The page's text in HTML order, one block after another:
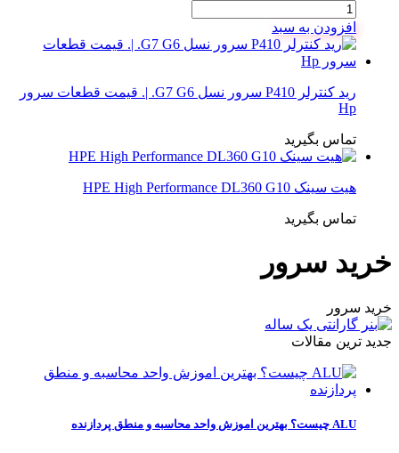
افزودن به سبد
رید کنترلر P410 سرور نسل G7 G6. |. قیمت قطعات سرور
Hp
تماس بگیرید
هیت سینک HPE High Performance DL360 G10
تماس بگیرید
خرید سرور
خرید سرور
جدید ترین مقالات
ALU چیست؟ بهترین اموزش واحد محاسبه و منطق پردازنده